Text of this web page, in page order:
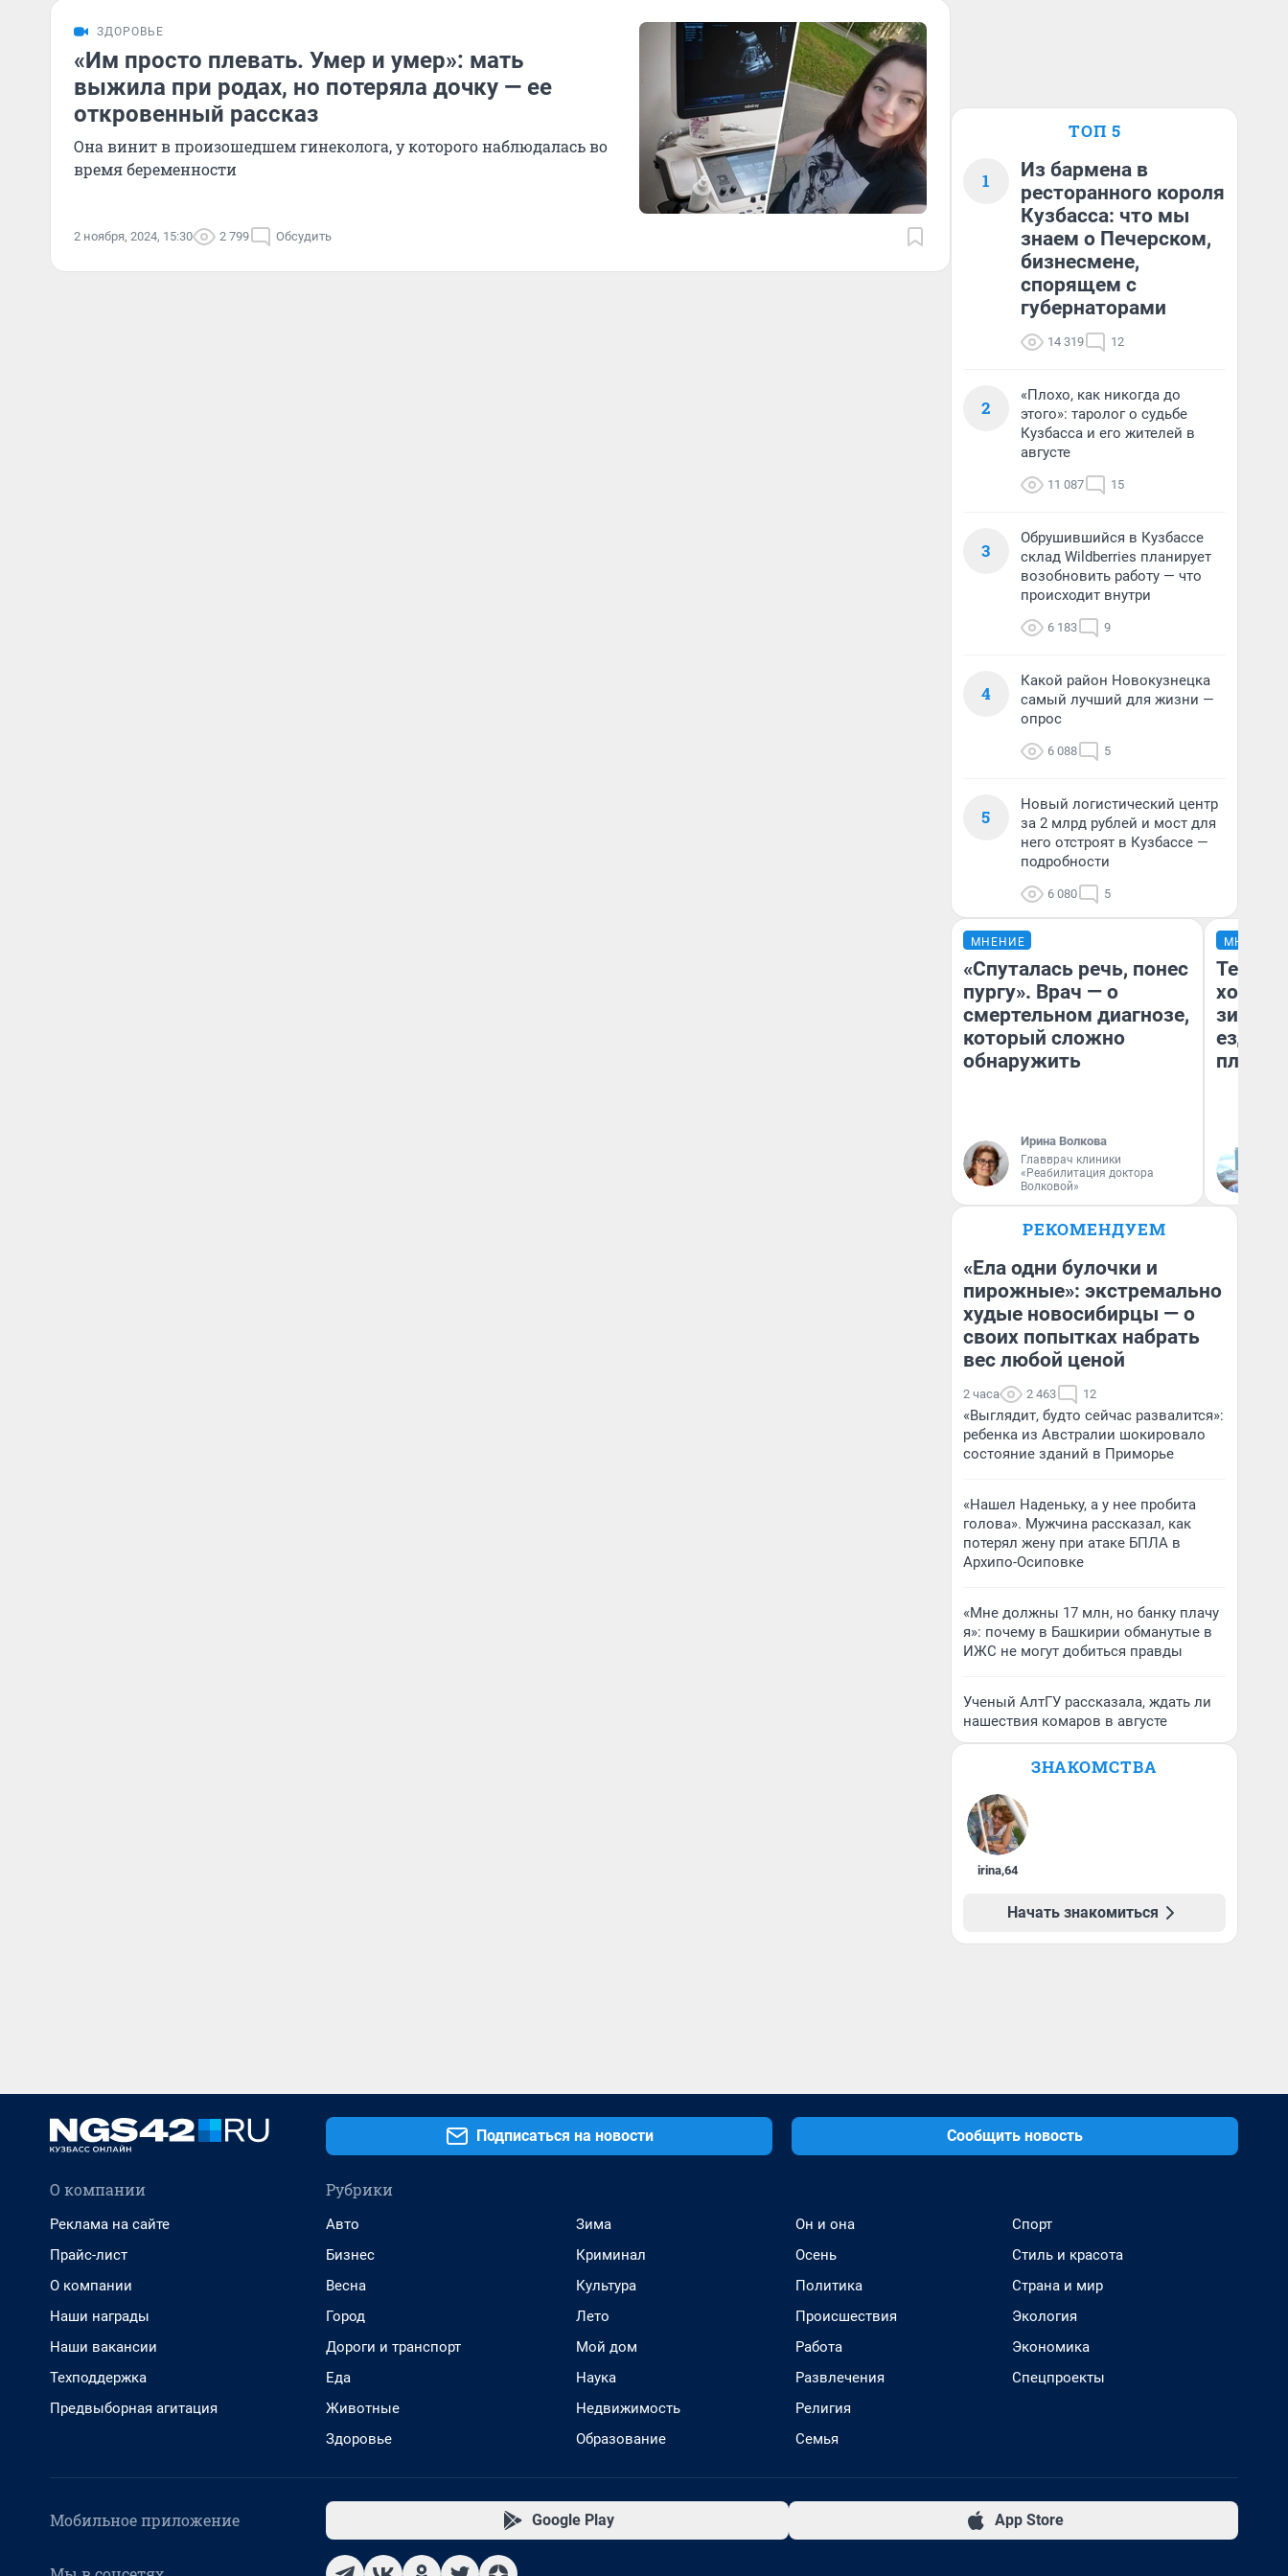
ЗДОРОВЬЕ
«Им просто плевать. Умер и умер»: мать
выжила при родах, но потеряла дочку — ее
откровенный рассказ
Она винит в произошедшем гинеколога, у которого наблюдалась во
время беременности
2 ноября, 2024, 15:30 2 799 Обсудить
ТОП 5
1
Из бармена в
ресторанного короля
Кузбасса: что мы
знаем о Печерском,
бизнесмене,
спорящем с
губернаторами
14 319 12
2
«Плохо, как никогда до
этого»: таролог о судьбе
Кузбасса и его жителей в
августе
11 087 15
3
Обрушившийся в Кузбассе
склад Wildberries планирует
возобновить работу — что
происходит внутри
6 183 9
4
Какой район Новокузнецка
самый лучший для жизни —
опрос
6 088 5
5
Новый логистический центр
за 2 млрд рублей и мост для
него отстроят в Кузбассе —
подробности
6 080 5
МНЕНИЕ
«Спуталась речь, понес
пургу». Врач — о
смертельном диагнозе,
который сложно
обнаружить
Ирина Волкова
Главврач клиники
«Реабилитация доктора
Волковой»
МНЕНИЕ
Тепло
зимой.
ездит
плюсы
РЕКОМЕНДУЕМ
«Ела одни булочки и
пирожные»: экстремально
худые новосибирцы — о
своих попытках набрать
вес любой ценой
2 часа 2 463 12
«Выглядит, будто сейчас развалится»:
ребенка из Австралии шокировало
состояние зданий в Приморье
«Нашел Наденьку, а у нее пробита
голова». Мужчина рассказал, как
потерял жену при атаке БПЛА в
Архипо-Осиповке
«Мне должны 17 млн, но банку плачу
я»: почему в Башкирии обманутые в
ИЖС не могут добиться правды
Ученый АлтГУ рассказала, ждать ли
нашествия комаров в августе
ЗНАКОМСТВА
irina,64
Начать знакомиться
Подписаться на новости Сообщить новость
О компании
Реклама на сайте
Прайс-лист
О компании
Наши награды
Наши вакансии
Техподдержка
Предвыборная агитация
Рубрики
Авто
Бизнес
Весна
Город
Дороги и транспорт
Еда
Животные
Здоровье
Зима
Криминал
Культура
Лето
Мой дом
Наука
Недвижимость
Образование
Он и она
Осень
Политика
Происшествия
Работа
Развлечения
Религия
Семья
Спорт
Стиль и красота
Страна и мир
Экология
Экономика
Спецпроекты
Мобильное приложение Google Play App Store